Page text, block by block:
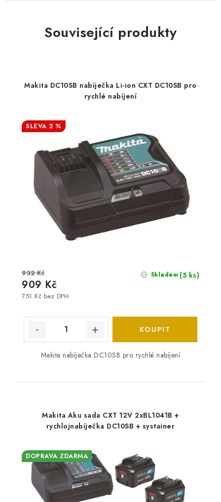
Související produkty
Makita DC10SB nabíječka Li-ion CXT DC10SB pro
rychlé nabíjení
2 %
Skladem (5 ks)
751 Kč bez DPH
909 Kč
932 Kč
Makita nabíječka DC10SB pro rychlé nabíjení
Makita Aku sada CXT 12V 2xBL1041B +
rychlojnabíječka DC10SB + systainer
DOPRAVA ZDARMA